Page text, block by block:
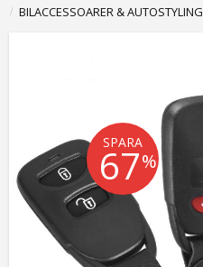
BILACCESSOARER & AUTOSTYLING
SPARA
67%